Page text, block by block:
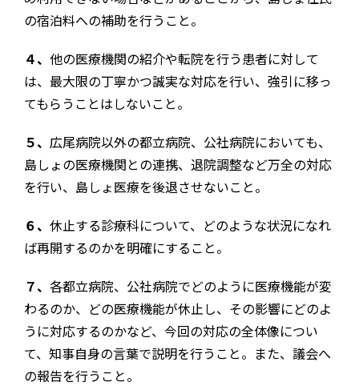
の宿泊料への補助を行うこと。
４、 他の医療機関の紹介や転院を行う患者に対して
は、最大限の丁寧かつ誠実な対応を行い、強引に移っ
てもらうことはしないこと。
５、 広尾病院以外の都立病院、公社病院においても、
島しょの医療機関との連携、退院調整など万全の対応
を行い、島しょ医療を後退させないこと。
６、 休止する診療科について、どのような状況になれ
ば再開するのかを明確にすること。
７、 各都立病院、公社病院でどのように医療機能が変
わるのか、どの医療機能が休止し、その影響にどのよ
うに対応するのかなど、今回の対応の全体像につい
て、知事自身の言葉で説明を行うこと。また、議会へ
の報告を行うこと。